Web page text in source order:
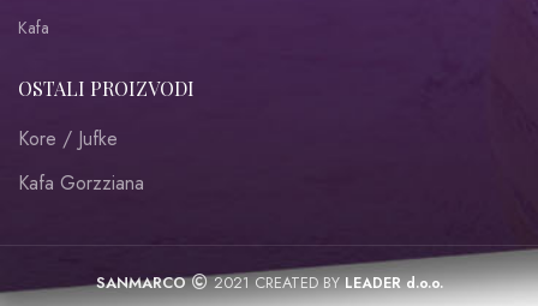
Kafa
OSTALI PROIZVODI
Kore / Jufke
Kafa Gorzziana
SANMARCO 2021 CREATED BYLEADER d.o.o.